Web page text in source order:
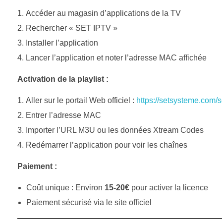
Accéder au magasin d’applications de la TV
Rechercher « SET IPTV »
Installer l’application
Lancer l’application et noter l’adresse MAC affichée
Activation de la playlist :
Aller sur le portail Web officiel : https://setsysteme.com/
Entrer l’adresse MAC
Importer l’URL M3U ou les données Xtream Codes
Redémarrer l’application pour voir les chaînes
Paiement :
Coût unique : Environ 15-20€pour activer la licence
Paiement sécurisé via le site officiel